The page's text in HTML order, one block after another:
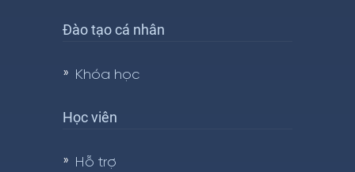
Đào tạo cá nhân
Khóa học
Học viên
Hỗ trợ